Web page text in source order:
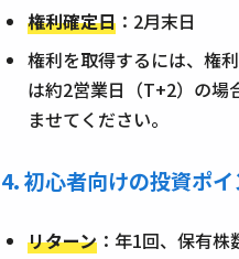
権利確定日 ：2月末日
権利を取得するには、権
は約2営業日（T+2）の場
ませてください。
4. 初心者向けの投資ポイ
リターン ：年1回、保有